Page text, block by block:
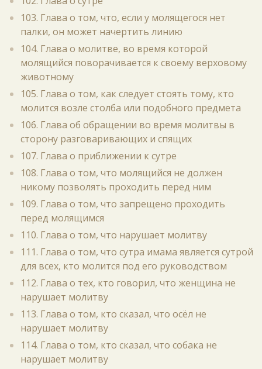
103. Глава о том, что, если у молящегося нет
палки, он может начертить линию
104. Глава о молитве, во время которой
молящийся поворачивается к своему верховому
животному
105. Глава о том, как следует стоять тому, кто
молится возле столба или подобного предмета
106. Глава об обращении во время молитвы в
сторону разговаривающих и спящих
107. Глава о приближении к сутре
108. Глава о том, что молящийся не должен
никому позволять проходить перед ним
109. Глава о том, что запрещено проходить
перед молящимся
110. Глава о том, что нарушает молитву
111. Глава о том, что сутра имама является сутрой
для всех, кто молится под его руководством
112. Глава о тех, кто говорил, что женщина не
нарушает молитву
113. Глава о том, кто сказал, что осёл не
нарушает молитву
114. Глава о том, кто сказал, что собака не
нарушает молитву